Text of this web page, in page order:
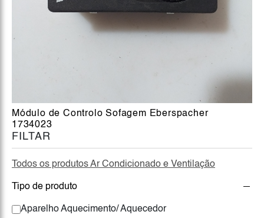
FILTAR
Todos os produtos Ar Condicionado e Ventilação
Tipo de produto
Aparelho Aquecimento/ Aquecedor
Módulo de Controlo Sofagem Eberspacher
1734023